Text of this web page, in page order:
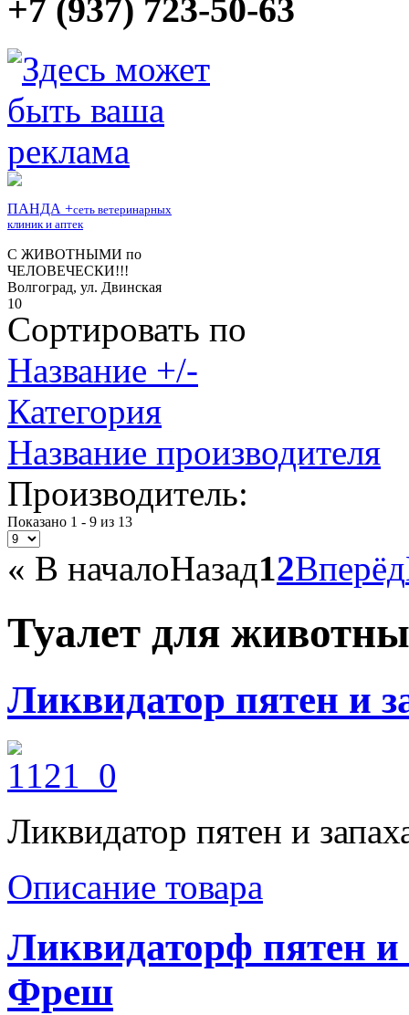
+7 (937) 723-50-63
Сортировать по
Название +/-
Категория
Название производителя
Производитель:
Показано 1 - 9 из 13
« В началоНазад12Вперёд
Туалет для
Ликвидатор пятен и
Ликвидатор пятен и
Описание товара
Ликвидаторф пятен и
Фреш